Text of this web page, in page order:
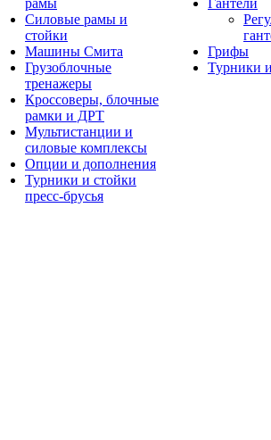
рамы
Силовые рамы и
стойки
Машины Смита
Грузоблочные
тренажеры
Кроссоверы, блочные
рамки и ДРТ
Мультистанции и
силовые комплексы
Опции и дополнения
Турники и стойки
пресс-брусья
Гантели
Грифы
Турники